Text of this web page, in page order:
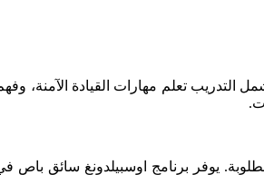
تعلم مهارات القيادة الآمنة، وفهم
يوفر برنامج اوسبيلدونغ سائق باص في